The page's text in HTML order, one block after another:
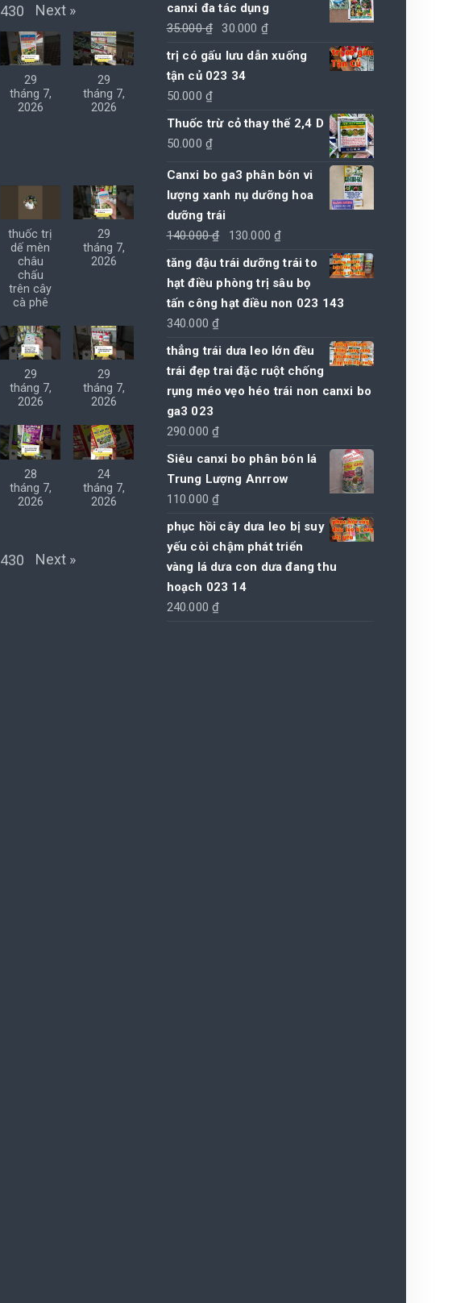
430 Next »
29
tháng 7,
2026
29
tháng 7,
2026
thuốc trị
dế mèn
châu
chấu
trên cây
cà phê
29
tháng 7,
2026
29
tháng 7,
2026
29
tháng 7,
2026
28
tháng 7,
2026
24
tháng 7,
2026
430 Next »
canxi đa tác dụng
35.000₫
Giá
gốc
là:
30.000 ₫
hiện
trị có gấu lưu dẫn xuống
tận củ 023 34
50.000 ₫
Thuốc trừ cỏ thay thế 2,4 D
50.000 ₫
Canxi bo ga3 phân bón vi
lượng xanh nụ dưỡng hoa
dưỡng trái
140.000₫
Giá
gốc
là:
140.000 ₫.
130.000₫
hiện
tại
tăng đậu trái dưỡng trái to
hạt điều phòng trị sâu bọ
tấn công hạt điều non 023 143
340.000₫
thẳng trái dưa leo lớn đều
trái đẹp trai đặc ruột chống
rụng méo vẹo héo trái non canxi bo
ga3 023
290.000₫
Siêu canxi bo phân bón lá
Trung Lượng Anrrow
110.000₫
phục hồi cây dưa leo bị suy
yếu còi chậm phát triển
vàng lá dưa con dưa đang thu
hoạch 023 14
240.000₫